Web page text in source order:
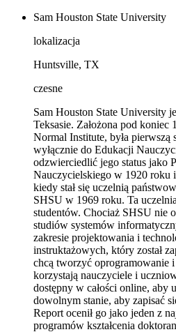
Sam Houston State University
lokalizacja
Huntsville, TX
czesne
Sam Houston State University
Teksasie. Założona pod
Normal Institute, była pierwszą
wyłącznie do Edukacji
odzwierciedlić jego status jako
Nauczycielskiego w 1920 roku
kiedy stał się uczelnią
SHSU w 1969 roku. Ta
studentów. Chociaż SHSU nie
studiów systemów
zakresie projektowania i
instruktażowych, który został
chcą tworzyć oprogramowanie
korzystają nauczyciele i
dostępny w całości online, aby
dowolnym stanie, aby zapisać
Report ocenił go jako jeden z
programów kształcenia